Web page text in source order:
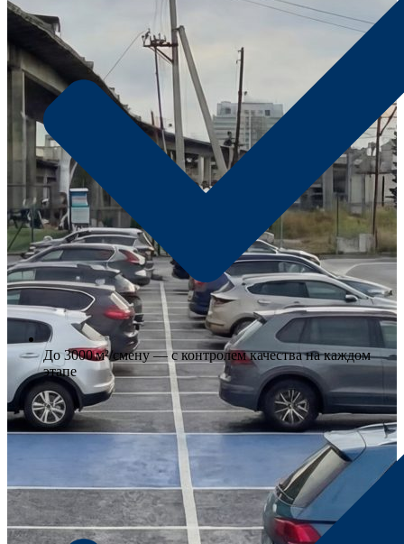
До 3000 м²/смену — с контролем качества на каждом
этапе